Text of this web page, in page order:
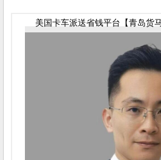
美国卡车派送省钱平台【青岛货